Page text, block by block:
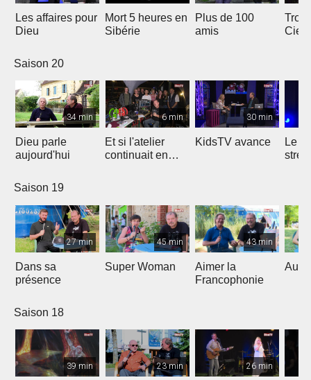
Les affaires pour
Dieu
Mort 5 heures en
Sibérie
Plus de 100
amis
Ciel
Saison 20
34 min
Dieu parle
aujourd'hui
6 min
Et si l'atelier
continuait en
30 min
KidsTV avance
Le
Saison 19
27 min
Dans sa
présence
45 min
Super Woman
43 min
Aimer la
Francophonie
Au
Saison 18
39 min 23 min 26 min